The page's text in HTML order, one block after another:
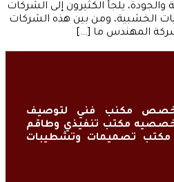
والجودة، يلجأ الكثيرون إلى الشركات
الخشبية، ومن بين هذه الشركات
المهندس ما […]
مكنب فني لتوصيف
مكتب تنفيذي وطاقم
مكتب تصميمات وتشطيبات